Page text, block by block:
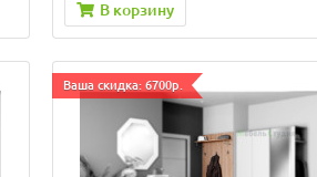
В корзину
Ваша скидка: 6700р.